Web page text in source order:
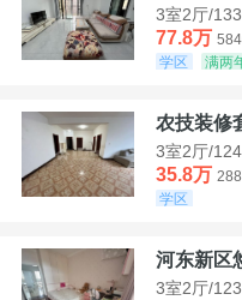
3室2厅/
77.8万
学区
满两
农技装修
3室2厅/
35.8万
学区
3室2厅/